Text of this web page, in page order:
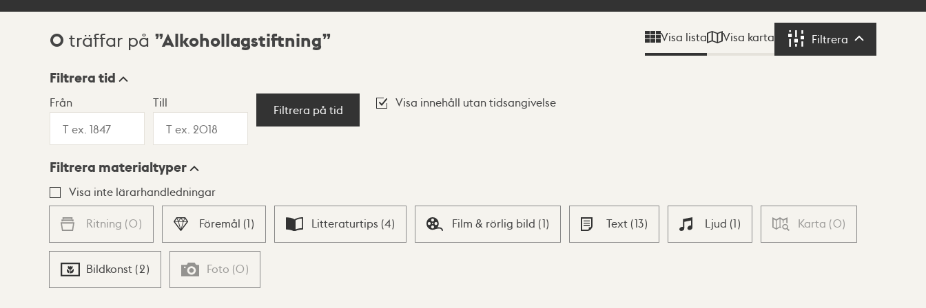
Sökresultat
0 träffar på Alkohollagstiftning Visa lista Visa karta Filtrera Filtrera
Visningsläge
Lista Karta
Filtrera tid
Från Till
Filtrera på tid
Visa innehåll utan tidsangivelse
Filtrera materialtyper
Visa inte lärarhandledningar
Ritning (0) Föremål (1) Litteraturtips (4) Film & rörlig bild (1) Text (13) Ljud (1) Karta (0)
Bildkonst (2) Foto (0)